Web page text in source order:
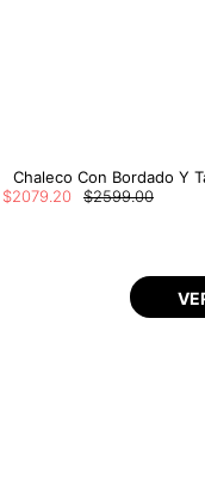
$2599.00
$2079 20